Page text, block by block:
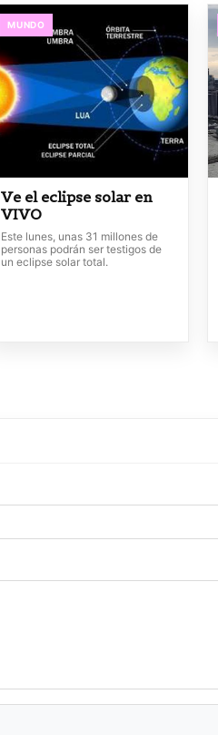
MUNDO
Ve el eclipse solar en
VIVO
Este lunes, unas 31 millones de
personas podrán ser testigos de
un eclipse solar total.